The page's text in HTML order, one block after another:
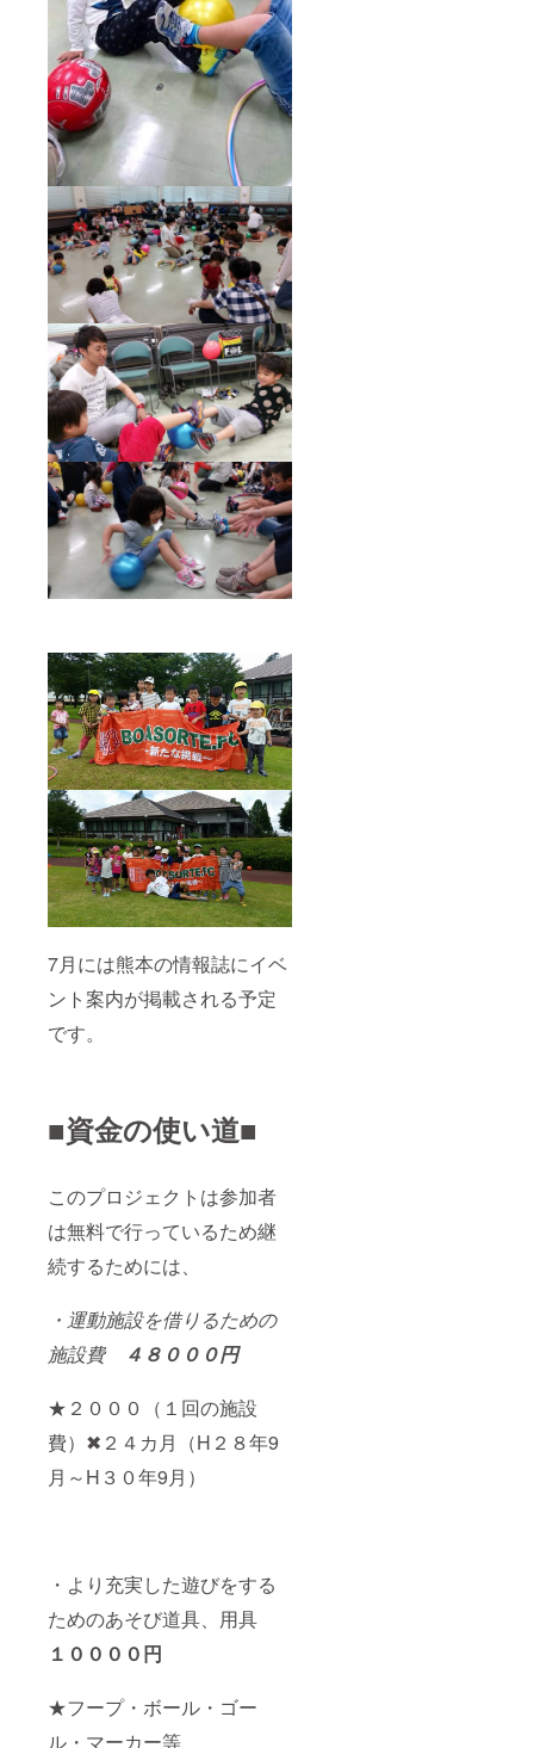
7月には熊本の情報誌にイベ
ント案内が掲載される予定
です。
■資金の使い道■
このプロジェクトは参加者
は無料で行っているため継
続するためには、
・運動施設を借りるための
施設費
４８０００円
★２０００（１回の施設
費）✖２４カ月（H２８年9
月～H３０年9月）
・より充実した遊びをする
ためのあそび道具、用具
１００００円
★フープ・ボール・ゴー
ル・マーカー等